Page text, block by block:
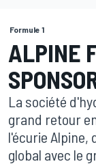
Formule 1
ALPINE
La société
grand retour
l'écurie Alpine,
global avec le